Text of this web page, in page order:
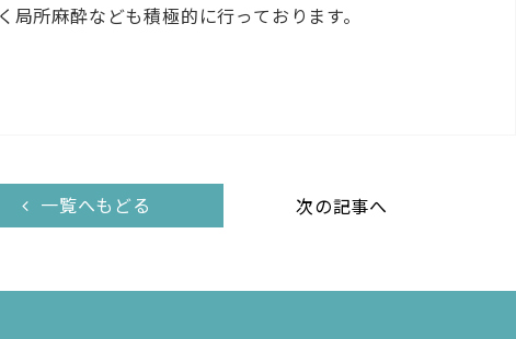
所麻酔なども積極的に行っております。
次の記事へ
一覧へもどる